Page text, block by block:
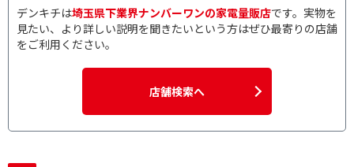
デンキチは埼玉県下業界ナンバーワンの家電量販店です。実物を
見たい、より詳しい説明を聞きたいという方はぜひ最寄りの店舗
をご利用ください。
店舗検索へ